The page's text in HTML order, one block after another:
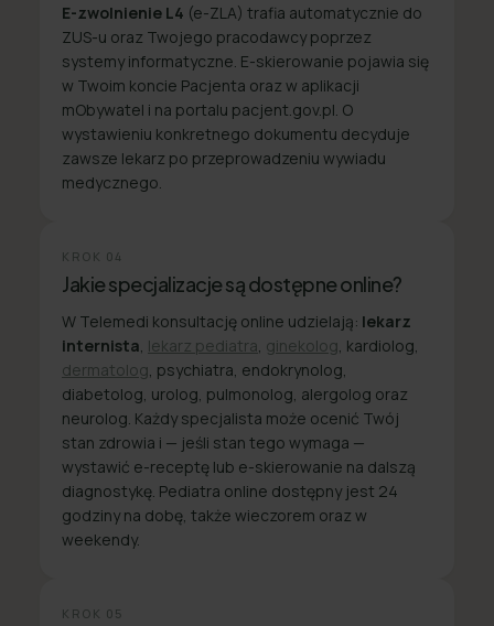
E-zwolnienie L4 (e-ZLA) trafia automatycznie do
ZUS-u oraz Twojego pracodawcy poprzez
systemy informatyczne. E-skierowanie pojawia się
w Twoim koncie Pacjenta oraz w aplikacji
mObywatel i na portalu pacjent.gov.pl. O
wystawieniu konkretnego dokumentu decyduje
zawsze lekarz po przeprowadzeniu wywiadu
medycznego.
KROK 04
Jakie specjalizacje są dostępne online?
W Telemedi konsultację online udzielają: lekarz
internista lekarz pediatra ginekolog , kardiolog,
dermatolog , psychiatra, endokrynolog,
diabetolog, urolog, pulmonolog, alergolog oraz
neurolog. Każdy specjalista może ocenić Twój
stan zdrowia i — jeśli stan tego wymaga —
wystawić e-receptę lub e-skierowanie na dalszą
diagnostykę. Pediatra online dostępny jest 24
godziny na dobę, także wieczorem oraz w
weekendy.
KROK 05